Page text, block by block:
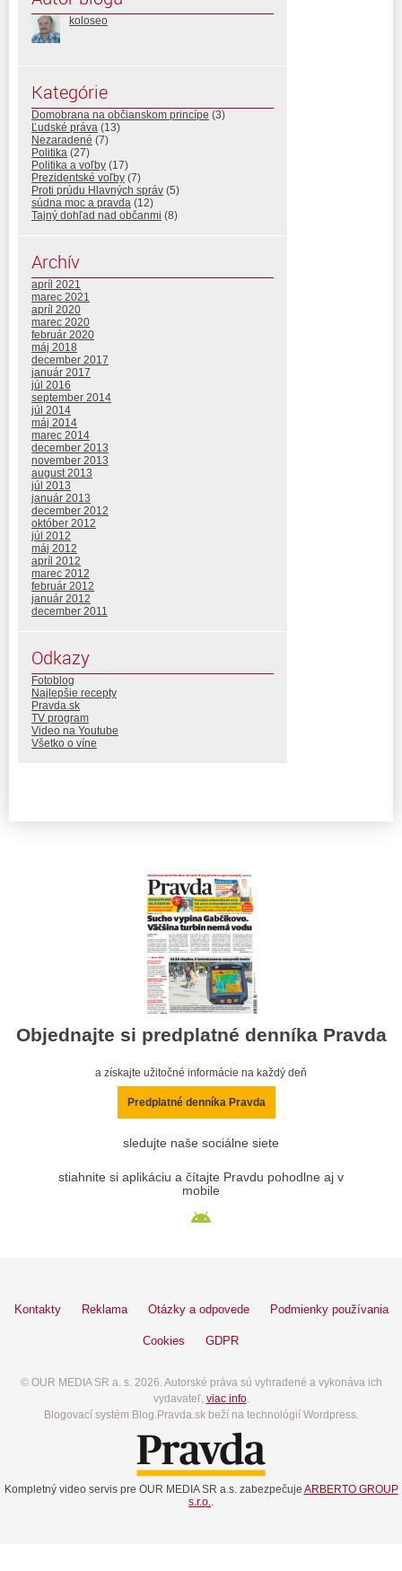
koloseo
Kategórie
Domobrana na občianskom princípe (3)
Ľudské práva (13)
Nezaradené (7)
Politika (27)
Politika a voľby (17)
Prezidentské voľby (7)
Proti prúdu Hlavných správ (5)
súdna moc a pravda (12)
Tajný dohľad nad občanmi (8)
Archív
apríl 2021
marec 2021
apríl 2020
marec 2020
február 2020
máj 2018
december 2017
január 2017
júl 2016
september 2014
júl 2014
máj 2014
marec 2014
december 2013
november 2013
august 2013
júl 2013
január 2013
december 2012
október 2012
júl 2012
máj 2012
apríl 2012
marec 2012
február 2012
január 2012
december 2011
Odkazy
Fotoblog
Najlepšie recepty
Pravda.sk
TV program
Video na Youtube
Všetko o víne
Objednajte si predplatné denníka Pravda
a získajte užitočné informácie na každý deň
Predplatné denníka Pravda
sledujte naše sociálne siete
stiahnite si aplikáciu a čítajte Pravdu pohodlne aj v
mobile
Kontakty Reklama Otázky a odpovede Podmienky používania
Cookies GDPR
© OUR MEDIA SR a. s. 2026. Autorské práva sú vyhradené a vykonáva ich
vydavateľ, viac info.
Blogovací systém Blog.Pravda.sk beží na technológií Wordpress.
Kompletný video servis pre OUR MEDIA SR a.s. zabezpečuje ARBERTO GROUP
s.r.o..